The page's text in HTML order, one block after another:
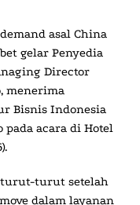
asal China
gelar Penyedia
Director
menerima
Bisnis Indonesia
pada acara di Hotel
turut setelah
dalam layanan